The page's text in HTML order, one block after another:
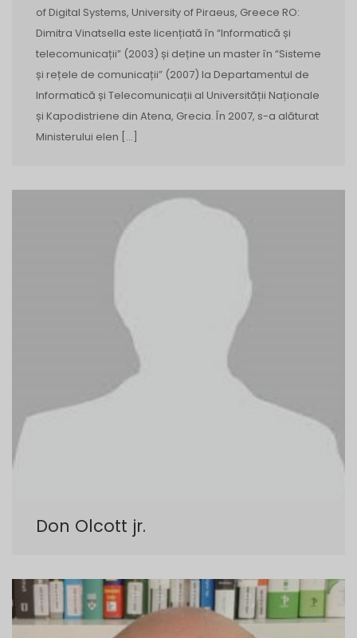
of Digital Systems, University of Piraeus, Greece RO:
Dimitra Vinatsella este licențiată în “Informatică și
telecomunicații” (2003) și deține un master în “Sisteme
și rețele de comunicații” (2007) la Departamentul de
Informatică și Telecomunicații al Universității Naționale
și Kapodistriene din Atena, Grecia. În 2007, s-a alăturat
Ministerului elen […]
Don Olcott jr.